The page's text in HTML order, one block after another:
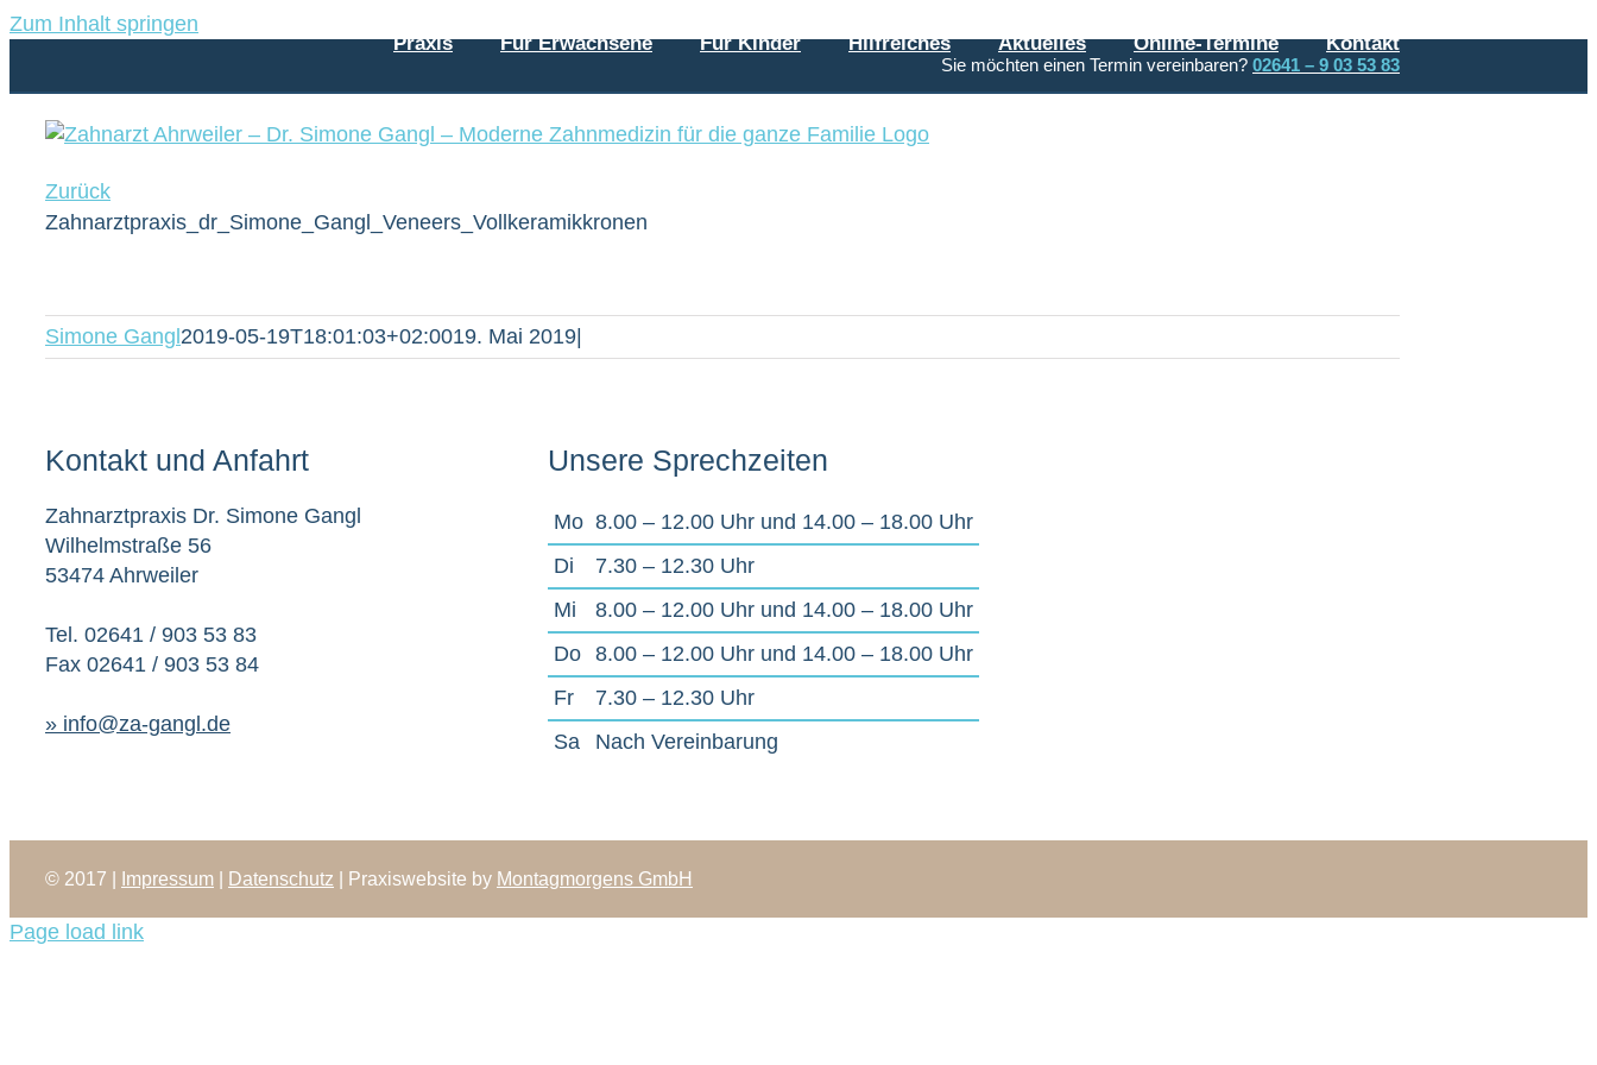
Zum Inhalt springen
Sie möchten einen Termin vereinbaren? 02641 – 9 03 53 83
Praxis Für Erwachsene Für Kinder Hilfreiches Aktuelles Online-Termine Kontakt
Zurück
Zahnarztpraxis_dr_Simone_Gangl_Veneers_Vollkeramikkronen
Simone Gangl 2019-05-19T18:01:03+02:0019. Mai 2019
Kontakt und Anfahrt
Zahnarztpraxis Dr. Simone Gangl
Wilhelmstraße 56
53474 Ahrweiler
Tel. 02641 / 903 53 83
Fax 02641 / 903 53 84
» info@za-gangl.de
Unsere Sprechzeiten
Mo 8.00 – 12.00 Uhr und 14.00 – 18.00 Uhr
Di
7.30 – 12.30 Uhr
Mi
8.00 – 12.00 Uhr und 14.00 – 18.00 Uhr
Do
8.00 – 12.00 Uhr und 14.00 – 18.00 Uhr
Fr
7.30 – 12.30 Uhr
Sa
Nach Vereinbarung
© 2017 | Impressum Datenschutz | Praxiswebsite by Montagmorgens GmbH
Page load link